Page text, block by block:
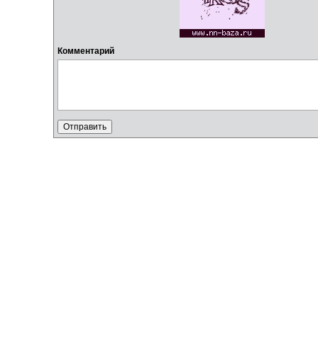
Комментарий